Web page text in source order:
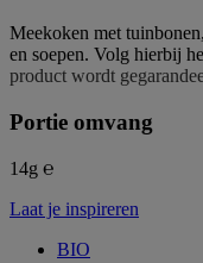
Meekoken met
en soepen. Volg hierbij
product wordt
Portie omvang
14g ℮
Laat je inspireren
BIO